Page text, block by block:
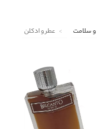
عطر و ادکلن